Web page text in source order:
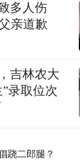
禅寺的开山
因马祖道一
吃马师踏
录了这一则
。问曰：“
多人伤
亲道歉
吉林农大
录取位次
四十载云水与法
卜干说起